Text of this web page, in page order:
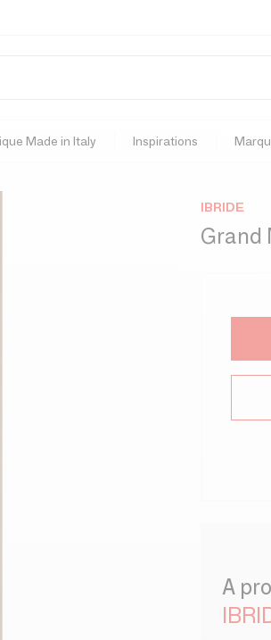
Made in Italy Inspirations
IBRIDE
Grand
A